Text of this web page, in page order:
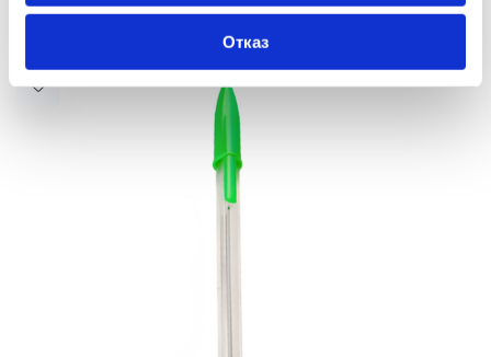
Отказ